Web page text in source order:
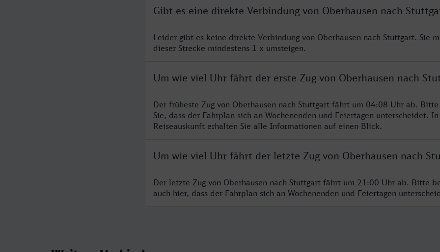
Gibt es eine direkte Verbindung von Oberhausen nach
Leider gibt es keine direkte Verbindung von Oberhausen nach Stuttgart. Sie
dieser Strecke mindestens 1 x umsteigen.
Um wie viel Uhr fährt der erste Zug von Oberhausen nach
Der früheste Zug von Oberhausen nach Stuttgart fährt um 04:08 Uhr ab.
Sie, dass der Fahrplan sich an Wochenenden und Feiertagen unterscheidet.
Reiseauskunft erhalten Sie alle Informationen auf einen Blick.
Um wie viel Uhr fährt der letzte Zug von Oberhausen nach
Der letzte Zug von Oberhausen nach Stuttgart fährt um 21:00 Uhr ab. Bitte
auch hier, dass der Fahrplan sich an Wochenenden und Feiertagen